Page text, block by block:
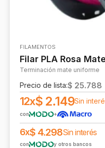
FILAMENTOS
Filar PLA Rosa
Terminación mate uniforme
Precio de lista:$ 25.788
12x$2.149Sin
con +
6x$ 4.298Sin interés
con y otros bancos